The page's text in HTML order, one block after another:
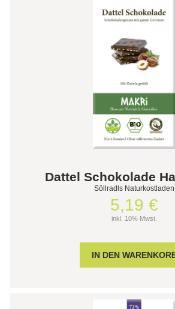
Dattel Schokolade
Söllradls Naturkostladen
5,19 €
inkl. 10% Mwst.